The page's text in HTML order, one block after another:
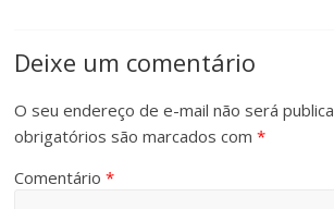
Deixe um comentário
O seu endereço de e-mail não será
obrigatórios são marcados com*
Comentário*